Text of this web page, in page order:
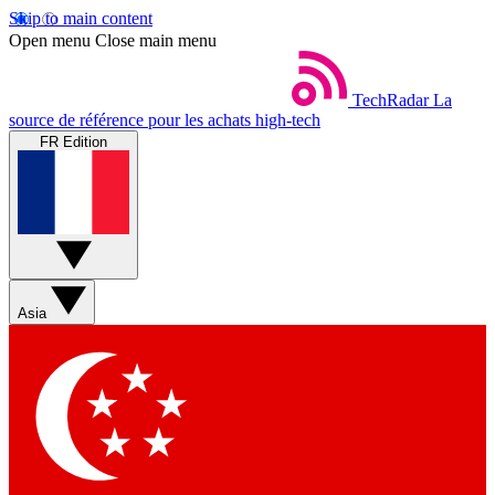
Skip to main content
Open menu Close main menu
TechRadar La
source de référence pour les achats high-tech
FR Edition
Asia